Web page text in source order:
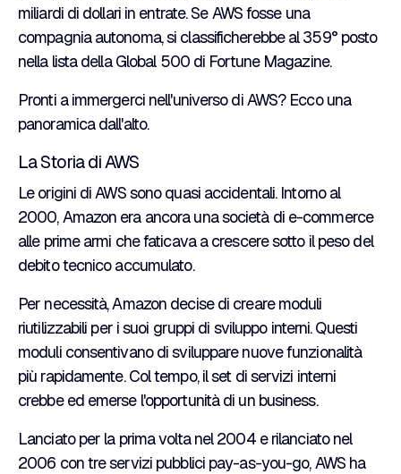
miliardi di dollari in entrate. Se AWS fosse una
compagnia autonoma, si classificherebbe al 359° posto
nella lista della Global 500 di Fortune Magazine.
Pronti a immergerci nell'universo di AWS? Ecco una
panoramica dall'alto.
La Storia di AWS
Le origini di AWS sono quasi accidentali. Intorno al
2000, Amazon era ancora una società di e-commerce
alle prime armi che faticava a crescere sotto il peso del
debito tecnico accumulato.
Per necessità, Amazon decise di creare moduli
riutilizzabili per i suoi gruppi di sviluppo interni. Questi
moduli consentivano di sviluppare nuove funzionalità
più rapidamente. Col tempo, il set di servizi interni
crebbe ed emerse l'opportunità di un business.
Lanciato per la prima volta nel 2004 e rilanciato nel
2006 con tre servizi pubblici pay-as-you-go, AWS ha